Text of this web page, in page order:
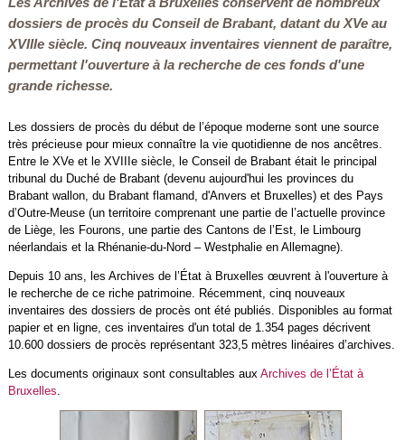
dossiers de procès du Conseil de Brabant, datant du XVe au
XVIIIe siècle. Cinq nouveaux inventaires viennent de paraître,
permettant l'ouverture à la recherche de ces fonds d'une
grande richesse.
Les dossiers de procès du début de l’époque moderne sont une source
très précieuse pour mieux connaître la vie quotidienne de nos ancêtres.
Entre le XVe et le XVIIIe siècle, le Conseil de Brabant était le principal
tribunal du Duché de Brabant (devenu aujourd'hui les provinces du
Brabant wallon, du Brabant flamand, d'Anvers et Bruxelles) et des Pays
d’Outre-Meuse (un territoire comprenant une partie de l’actuelle province
de Liège, les Fourons, une partie des Cantons de l’Est, le Limbourg
néerlandais et la Rhénanie-du-Nord – Westphalie en Allemagne).
Depuis 10 ans, les Archives de l’État à Bruxelles œuvrent à l'ouverture à
le recherche de ce riche patrimoine. Récemment, cinq nouveaux
inventaires des dossiers de procès ont été publiés. Disponibles au format
papier et en ligne, ces inventaires d'un total de 1.354 pages décrivent
10.600 dossiers de procès représentant 323,5 mètres linéaires d’archives.
Les documents originaux sont consultables aux Archives de l’État à
Bruxelles